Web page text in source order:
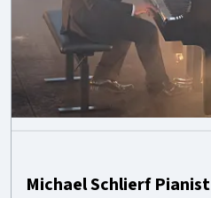
Michael Schlierf Pianist